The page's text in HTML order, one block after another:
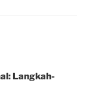
Langkah-